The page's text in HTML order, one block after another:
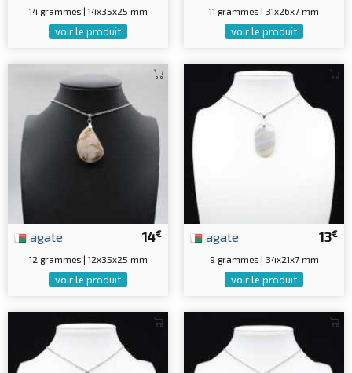
14 grammes | 14x35x25 mm
voir le produit
11 grammes | 31x26x7 mm
voir le produit
14€
agate
12 grammes | 12x35x25 mm
voir le produit
13€
agate
9 grammes | 34x21x7 mm
voir le produit